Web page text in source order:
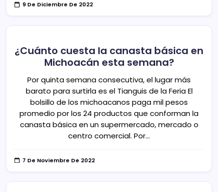
9 De Diciembre De 2022
¿Cuánto cuesta la canasta básica en
Michoacán esta semana?
Por quinta semana consecutiva, el lugar más
barato para surtirla es el Tianguis de la Feria El
bolsillo de los michoacanos paga mil pesos
promedio por los 24 productos que conforman la
canasta básica en un supermercado, mercado o
centro comercial. Por…
7 De Noviembre De 2022